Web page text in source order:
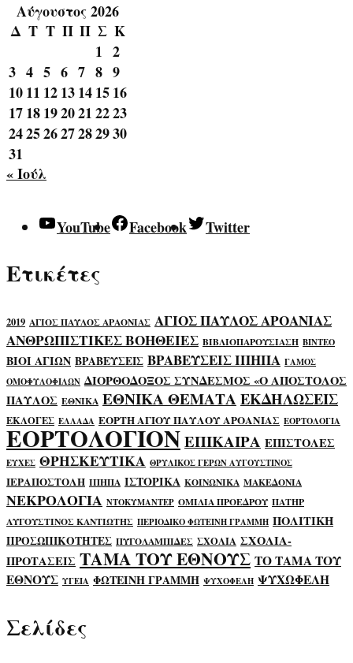
Αύγουστος 2026
Δ Τ Τ Π Π Σ Κ
1 2
3 4 5 6 7 8 9
1011 1213141516
17181920212223
24252627282930
31
« Ιούλ
YouTube Facebook Twitter
Ετικέτες
2019 ΑΓΙΟΣ ΠΑΥΛΟΣ ΑΡΑΟΝΙΑΣ ΑΓΙΟΣ ΠΑΥΛΟΣ ΑΡΟΑΝΙΑΣ
ΑΝΘΡΩΠΙΣΤΙΚΕΣ ΒΟΗΘΕΙΕΣ ΒΙΒΛΙΟΠΑΡΟΥΣΙΑΣΗ ΒΙΝΤΕΟ
ΒΙΟΙ ΑΓΙΩΝ ΒΡΑΒΕΥΣΕΙΣ ΒΡΑΒΕΥΣΕΙΣ ΙΠΗΠΑ ΓΑΜΟΣ
ΟΜΟΦΥΛΟΦΙΛΩΝ ΔΙΟΡΘΟΔΟΞΟΣ ΣΥΝΔΕΣΜΟΣ «Ο ΑΠΟΣΤΟΛΟΣ
ΠΑΥΛΟΣ ΕΘΝΙΚΑ ΕΘΝΙΚΑ ΘΕΜΑΤΑΕΚΔΗΛΩΣΕΙΣ
ΕΚΛΟΓΕΣ ΕΛΛΑΔΑ ΕΟΡΤΗ ΑΓΙΟΥ ΠΑΥΛΟΥ ΑΡΟΑΝΙΑΣ ΕΟΡΤΟΛΟΓΙΑ
ΕΟΡΤΟΛΟΓΙΟΝΕΠΙΚΑΙΡΑ ΕΠΙΣΤΟΛΕΣ
ΕΥΧΕΣ ΘΡΗΣΚΕΥΤΙΚΑ ΘΡΥΛΙΚΟΣ ΓΕΡΩΝ ΑΥΓΟΥΣΤΙΝΟΣ
ΙΕΡΑΠΟΣΤΟΛΗ ΙΠΗΠΑ ΙΣΤΟΡΙΚΑ ΚΟΙΝΩΝΙΚΑ ΜΑΚΕΔΟΝΙΑ
ΝΕΚΡΟΛΟΓΙΑ ΝΤΟΚΥΜΑΝΤΕΡ ΟΜΙΛΙΑ ΠΡΟΕΔΡΟΥ ΠΑΤΗΡ
ΑΥΓΟΥΣΤΙΝΟΣ ΚΑΝΤΙΩΤΗΣ ΠΕΡΙΟΔΙΚΟ ΦΩΤΕΙΝΗ ΓΡΑΜΜΗ ΠΟΛΙΤΙΚΗ
ΠΡΟΣΩΠΙΚΟΤΗΤΕΣ ΠΥΓΟΛΑΜΠΙΔΕΣ ΣΧΟΛΙΑ ΣΧΟΛΙΑ-
ΠΡΟΤΑΣΕΙΣ ΤΑΜΑ ΤΟΥ ΕΘΝΟΥΣ ΤΟ ΤΑΜΑ ΤΟΥ
ΕΘΝΟΥΣ ΥΓΕΙΑ ΦΩΤΕΙΝΗ ΓΡΑΜΜΗ ΨΥΧΟΦΕΛΗ ΨΥΧΩΦΕΛΗ
Σελίδες